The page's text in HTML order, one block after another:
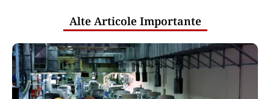
Alte Articole Importante